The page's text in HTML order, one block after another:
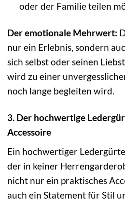
oder der Familie teilen
Der emotionale Mehrwert:
nur ein Erlebnis, sondern
sich selbst oder seinen
wird zu einer
noch lange begleiten wird.
3. Der hochwertige
Accessoire
Ein hochwertiger
der in keiner
nicht nur ein praktisches
auch ein Statement für Stil